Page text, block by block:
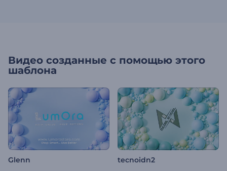
Видео созданные с помощью этого
шаблона
Glenn tecnoidn2